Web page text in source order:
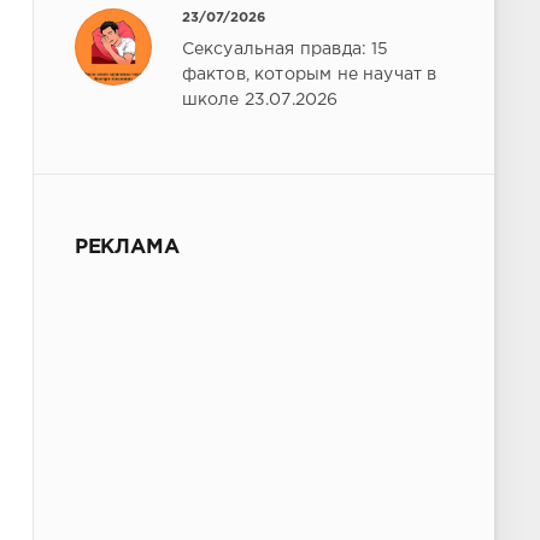
23/07/2026
Сексуальная правда: 15
фактов, которым не научат в
школе 23.07.2026
РЕКЛАМА